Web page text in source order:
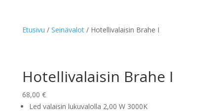
Etusivu / Seinävalot/ Hotellivalaisin Brahe I
Hotellivalaisin Brahe I
68,00 €
Led valaisin lukuvalolla 2,00 W 3000K